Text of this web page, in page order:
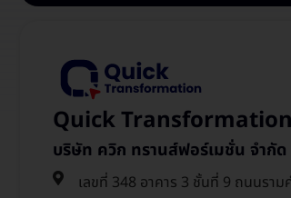
Quick
บริษัท ควิก ทรานส์ฟอร์เมชั่น จำกั
เลขที่ 348 อาคาร 3 ชั้นที่ 9 ถนนรา